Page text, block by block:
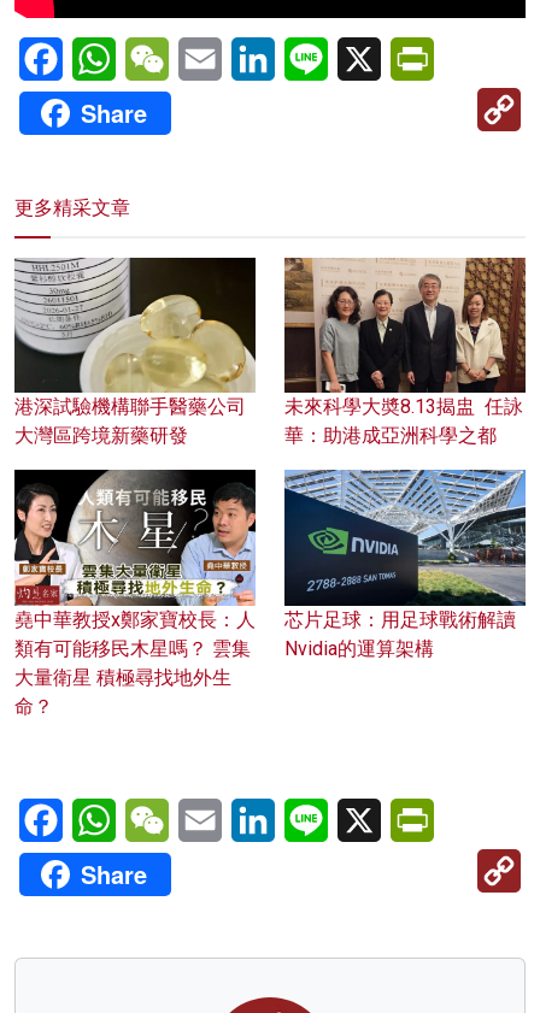
FacebookWhatsAppWeChatEmail LinkedInLine X
Share
更多精采文章
港深試驗機構聯手醫藥公司
大灣區跨境新藥研發
未來科學大奬8.13揭盅 任詠
華：助港成亞洲科學之都
堯中華教授x鄭家寶校長：人
類有可能移民木星嗎？ 雲集
大量衛星 積極尋找地外生
命？
芯片足球：用足球戰術解讀
Nvidia的運算架構
FacebookWhatsAppWeChatEmail LinkedInLine X
Share